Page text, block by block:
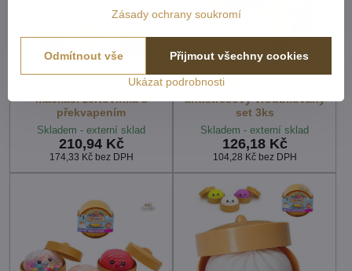
APHMAU Mystery
MeeMeow antistresová
mačkací žertovinka s
překvapením
Skladem - externí sklad
210,94 Kč
174,33 Kč bez DPH
Knedlíček Squishy
Dumpling mačkací
antistresový vroubkovaný
set 3ks
Skladem - externí sklad
126,18 Kč
104,28 Kč bez DPH
Zásady ochrany soukromí
Ukázat podrobnosti
Přijmout všechny cookies
Odmítnout vše